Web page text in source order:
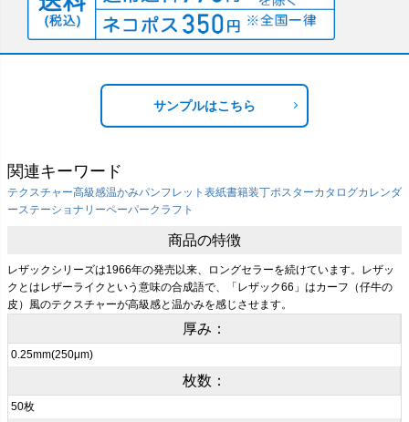
サンプルはこちら
関連キーワード
テクスチャー高級感温かみパンフレット表紙書籍装丁ポスターカタログカレンダ
ーステーショナリーペーパークラフト
商品の特徴
レザックシリーズは1966年の発売以来、ロングセラーを続けています。レザッ
クとはレザーライクという意味の合成語で、「レザック66」はカーフ（仔牛の
皮）風のテクスチャーが高級感と温かみを感じさせます。
厚み：
0.25mm(250μm)
枚数：
50枚